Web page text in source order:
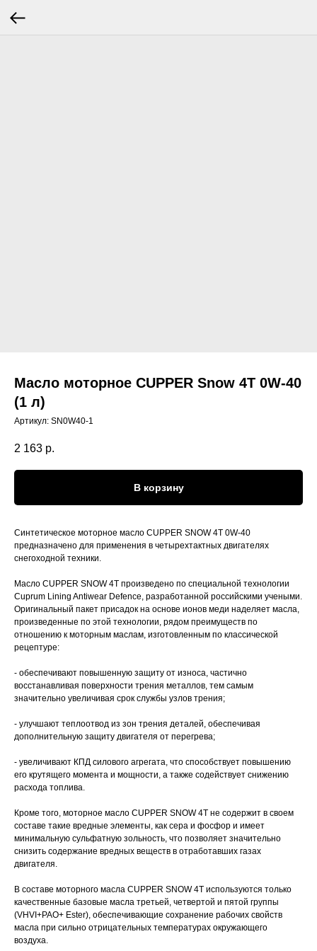
Масло моторное CUPPER Snow 4T 0W-40
(1 л)
Артикул: SN0W40-1
2 163 р.
В корзину
Синтетическое моторное масло CUPPER SNOW 4Т 0W-40
предназначено для применения в четырехтактных двигателях
снегоходной техники.
Масло CUPPER SNOW 4T произведено по специальной технологии
Cuprum Lining Antiwear Defence, разработанной российскими учеными.
Оригинальный пакет присадок на основе ионов меди наделяет масла,
произведенные по этой технологии, рядом преимуществ по
отношению к моторным маслам, изготовленным по классической
рецептуре:
- обеспечивают повышенную защиту от износа, частично
восстанавливая поверхности трения металлов, тем самым
значительно увеличивая срок службы узлов трения;
- улучшают теплоотвод из зон трения деталей, обеспечивая
дополнительную защиту двигателя от перегрева;
- увеличивают КПД силового агрегата, что способствует повышению
его крутящего момента и мощности, а также содействует снижению
расхода топлива.
Кроме того, моторное масло CUPPER SNOW 4T не содержит в своем
составе такие вредные элементы, как сера и фосфор и имеет
минимальную сульфатную зольность, что позволяет значительно
снизить содержание вредных веществ в отработавших газах
двигателя.
В составе моторного масла CUPPER SNOW 4T используются только
качественные базовые масла третьей, четвертой и пятой группы
(VHVI+PAO+ Ester), обеспечивающие сохранение рабочих свойств
масла при сильно отрицательных температурах окружающего
воздуха.